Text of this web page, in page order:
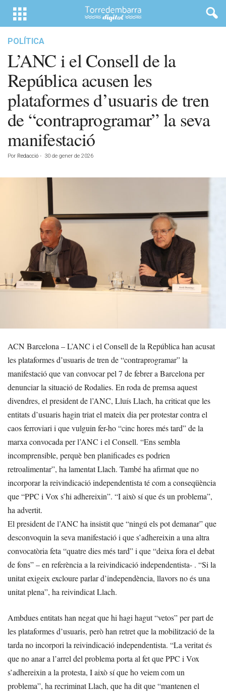
POLÍTICA
L’ANC i el Consell de la
República acusen les
plataformes d’usuaris de tren
de “contraprogramar” la seva
manifestació
Por Redacció - 30 de gener de 2026
ACN Barcelona – L’ANC i el Consell de la República han acusat
les plataformes d’usuaris de tren de “contraprogramar” la
manifestació que van convocar pel 7 de febrer a Barcelona per
denunciar la situació de Rodalies. En roda de premsa aquest
divendres, el president de l’ANC, Lluís Llach, ha criticat que les
entitats d’usuaris hagin triat el mateix dia per protestar contra el
caos ferroviari i que vulguin fer-ho “cinc hores més tard” de la
marxa convocada per l’ANC i el Consell. “Ens sembla
incomprensible, perquè ben planificades es podrien
retroalimentar”, ha lamentat Llach. També ha afirmat que no
incorporar la reivindicació independentista té com a conseqüència
que “PPC i Vox s’hi adhereixin”. “I això sí que és un problema”,
ha advertit.
El president de l’ANC ha insistit que “ningú els pot demanar” que
desconvoquin la seva manifestació i que s’adhereixin a una altra
convocatòria feta “quatre dies més tard” i que “deixa fora el debat
de fons” – en referència a la reivindicació independentista- . “Si la
unitat exigeix excloure parlar d’independència, llavors no és una
unitat plena”, ha reivindicat Llach.
Ambdues entitats han negat que hi hagi hagut “vetos” per part de
les plataformes d’usuaris, però han retret que la mobilització de la
tarda no incorpori la reivindicació independentista. “La veritat és
que no anar a l’arrel del problema porta al fet que PPC i Vox
s’adhereixin a la protesta, I això sí que ho veiem com un
problema”, ha recriminat Llach, que ha dit que “mantenen el